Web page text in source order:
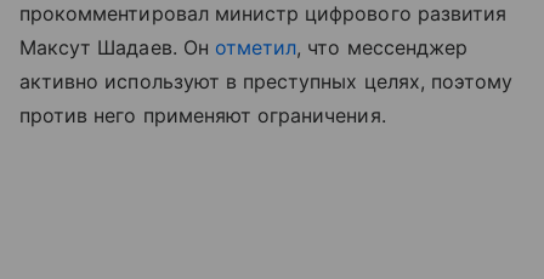
прокомментировал министр цифрового развития
Максут Шадаев. Он отметил, что мессенджер
активно используют в преступных целях, поэтому
против него применяют ограничения.